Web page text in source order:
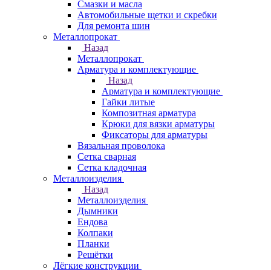
Смазки и масла
Автомобильные щетки и скребки
Для ремонта шин
Металлопрокат
Назад
Металлопрокат
Арматура и комплектующие
Назад
Арматура и комплектующие
Гайки литые
Композитная арматура
Крюки для вязки арматуры
Фиксаторы для арматуры
Вязальная проволока
Сетка сварная
Сетка кладочная
Металлоизделия
Назад
Металлоизделия
Дымники
Ендова
Колпаки
Планки
Решётки
Лёгкие конструкции